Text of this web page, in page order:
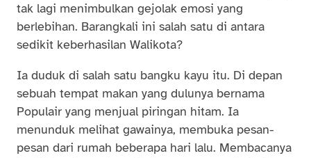
tak lagi menimbulkan gejolak emosi yang
berlebihan. Barangkali ini salah satu di antara
sedikit keberhasilan Walikota?
Ia duduk di salah satu bangku kayu itu. Di depan
sebuah tempat makan yang dulunya bernama
Populair yang menjual piringan hitam. Ia
menunduk melihat gawainya, membuka pesan-
pesan dari rumah beberapa hari lalu. Membacanya